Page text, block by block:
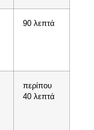
90 λεπτά
περίπου
40 λεπτά